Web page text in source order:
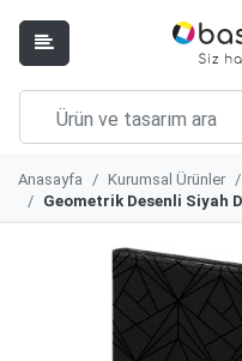
Anasayfa Kurumsal Ürünler
Geometrik Desenli Siyah